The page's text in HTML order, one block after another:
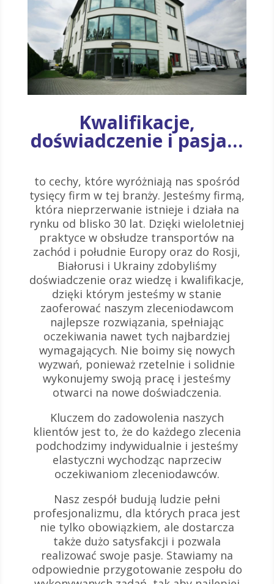
Kwalifikacje,
doświadczenie i pasja…
to cechy, które wyróżniają nas spośród
tysięcy firm w tej branży. Jesteśmy firmą,
która nieprzerwanie istnieje i działa na
rynku od blisko 30 lat. Dzięki wieloletniej
praktyce w obsłudze transportów na
zachód i południe Europy oraz do Rosji,
Białorusi i Ukrainy zdobyliśmy
doświadczenie oraz wiedzę i kwalifikacje,
dzięki którym jesteśmy w stanie
zaoferować naszym zleceniodawcom
najlepsze rozwiązania, spełniając
oczekiwania nawet tych najbardziej
wymagających. Nie boimy się nowych
wyzwań, ponieważ rzetelnie i solidnie
wykonujemy swoją pracę i jesteśmy
otwarci na nowe doświadczenia.
Kluczem do zadowolenia naszych
klientów jest to, że do każdego zlecenia
podchodzimy indywidualnie i jesteśmy
elastyczni wychodząc naprzeciw
oczekiwaniom zleceniodawców.
Nasz zespół budują ludzie pełni
profesjonalizmu, dla których praca jest
nie tylko obowiązkiem, ale dostarcza
także dużo satysfakcji i pozwala
realizować swoje pasje. Stawiamy na
odpowiednie przygotowanie zespołu do